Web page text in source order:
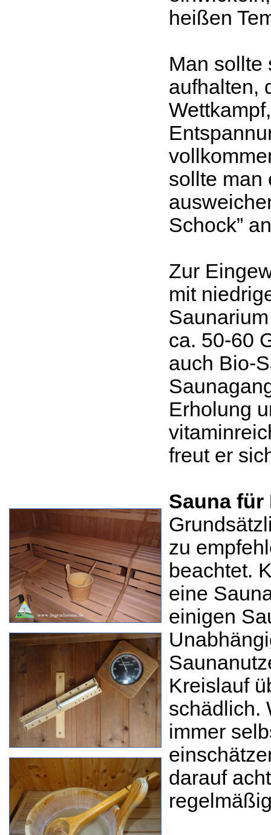
heißen
Man sollte
aufhalten,
sollte man
Schock”
Zur
mit
ca. 50-60
auch Bio-
Erholung
freut er
Sauna
zu
beachtet.
eine
einigen
Kreislauf
schädlich.
immer
darauf